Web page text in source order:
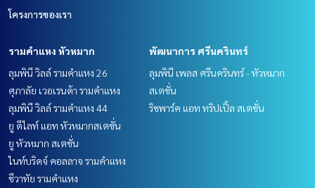
โครงการของเรา
รามคำแหง หัวหมาก
ลุมพินี วิลล์ รามคำแหง 26
ศุภาลัย เวอเรนด้า รามคำแหง
ลุมพินี วิลล์ รามคำแหง 44
ยู ดีไลท์ แอท หัวหมากสเตชั่น
ยู หัวหมาก สเตชั่น
ไนท์บริดจ์ คอลลาจ รามคำแหง
ชีวาทัย รามคำแหง
พัฒนาการ ศรีนครินทร์
ลุมพินี เพลส ศรีนครินทร์ - หัวหมาก
สเตชั่น
ริชพาร์ค แอท ทริปเปิ้ล สเตชั่น